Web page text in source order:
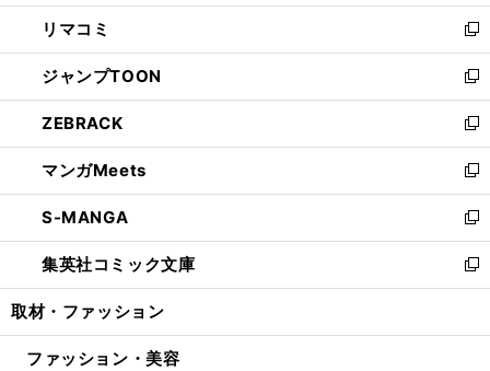
ウ
で
開
く
ン
ド
ウ
で
開
く
ウ
ィ
ン
ド
ウ
で
開
く
し
い
ウ
ィ
ン
ド
ウ
で
開
く
リマコミ
新
し
い
ウ
ィ
ン
ド
ウ
で
開
く
ジャンプTOON
新
し
い
ウ
ィ
ン
ド
ウ
で
開
ZEBRACK
新
し
い
ウ
ィ
ン
ド
ウ
開
マンガMeets
新
し
い
ウ
ィ
ン
ウ
S-MANGA
新
し
い
ウ
ン
集英社コミック文庫
新
し
ウ
取材・ファッション
ファッション・美容